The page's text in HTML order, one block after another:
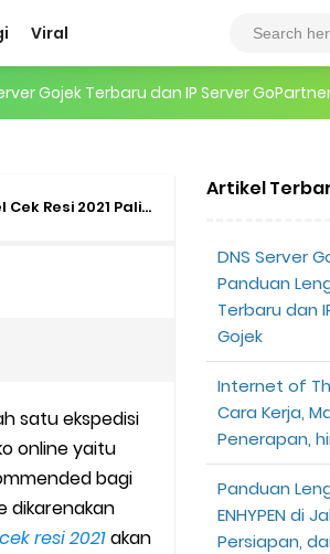
Viral
Penerapan, hingga Masa Depannya
Resi 2021 Paling Akurat
satu ekspedisi
online yaitu
bagi
dikarenakan
resi 2021akan
Artikel
DNS Server
Panduan
Terbaru dan
Gojek
Internet of
Cara Kerja,
Penerapan,
Panduan
ENHYPEN di
Persiapan,